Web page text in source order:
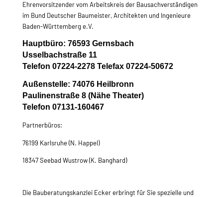
Ehrenvorsitzender vom Arbeitskreis der Bausachverständigen
im Bund Deutscher Baumeister, Architekten und Ingenieure
Baden-Württemberg e.V.
Hauptbüro: 76593 Gernsbach
Usselbachstraße 11
Telefon 07224-2278 Telefax 07224-50672
Außenstelle: 74076 Heilbronn
Paulinenstraße 8 (Nähe Theater)
Telefon 07131-160467
Partnerbüros:
76199 Karlsruhe (N. Happel)
18347 Seebad Wustrow (K. Banghard)
Die Bauberatungskanzlei Ecker erbringt für Sie spezielle und